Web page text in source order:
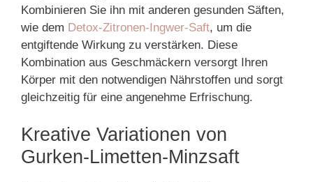
Kombinieren Sie ihn mit anderen gesunden Säften,
wie dem Detox-Zitronen-Ingwer-Saft, um die
entgiftende Wirkung zu verstärken. Diese
Kombination aus Geschmäckern versorgt Ihren
Körper mit den notwendigen Nährstoffen und sorgt
gleichzeitig für eine angenehme Erfrischung.
Kreative Variationen von
Gurken-Limetten-Minzsaft